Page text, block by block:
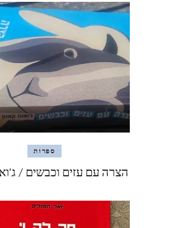
ספרות
הצרה עם עזים וכבשים /